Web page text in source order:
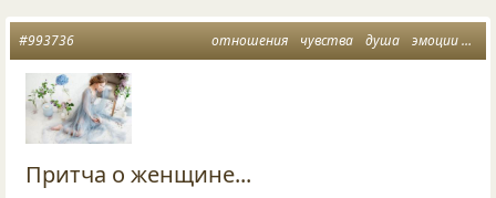
отношения чувства душа эмоции
#993736
Притча о женщине...